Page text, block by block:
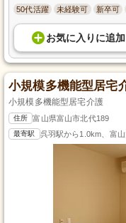
50代活躍 未経験可 新卒可
お気に入り に追加
小規模多機能型居宅
小規模多機能型居宅介護
住所 富山県富山市北代189
最寄駅 呉羽駅から1.0km、富